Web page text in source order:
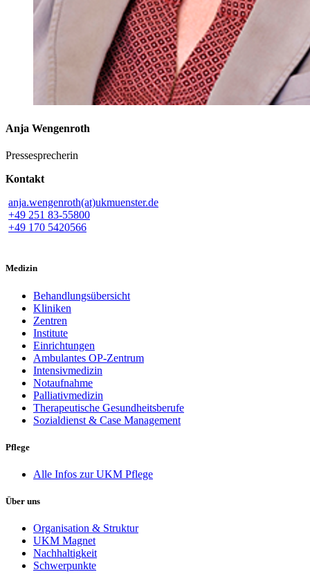
Anja Wengenroth
Pressesprecherin
Kontakt
anja.wengenroth(at)ukmuenster.de
+49 251 83-55800
+49 170 5420566
Medizin
Behandlungsübersicht
Kliniken
Zentren
Institute
Einrichtungen
Ambulantes OP-Zentrum
Intensivmedizin
Notaufnahme
Palliativmedizin
Therapeutische Gesundheitsberufe
Sozialdienst & Case Management
Pflege
Alle Infos zur UKM Pflege
Über uns
Organisation & Struktur
UKM Magnet
Nachhaltigkeit
Schwerpunkte